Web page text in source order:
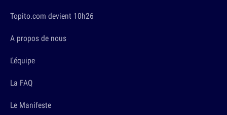
Topito.com devient 10h26
A propos de nous
L'équipe
La FAQ
Le Manifeste